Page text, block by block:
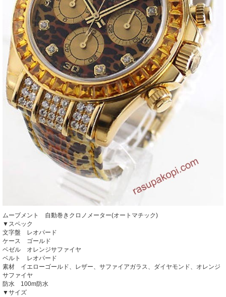
ムーブメント 自動巻きクロノメーター(オートマチック)
▼スペック
文字盤 レオパード
ケース ゴールド
ベゼル オレンジサファイヤ
ベルト レオパード
素材 イエローゴールド、レザー、サファイアガラス、ダイヤモンド、オレンジ
サファイヤ
防水 100m防水
▼サイズ